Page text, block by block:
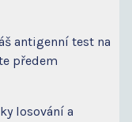
antigenní test na
předem
losování a